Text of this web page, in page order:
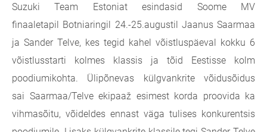
Suzuki Team Estoniat esindasid Soome MV
finaaletapil Botniaringil 24.-25.augustil Jaanus Saarmaa
ja Sander Telve, kes tegid kahel võistluspäeval kokku 6
võistlusstarti kolmes klassis ja tõid Eestisse kolm
poodiumikohta. Ülipõnevas külgvankrite võidusõidus
sai Saarmaa/Telve ekipaaž esimest korda proovida ka
vihmasõitu, võideldes ennast väga tulises konkurentsis